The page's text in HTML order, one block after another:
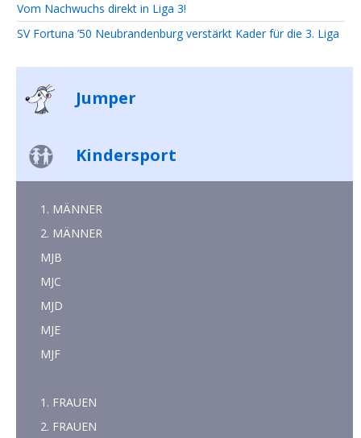
Vom Nachwuchs direkt in Liga 3!
SV Fortuna ’50 Neubrandenburg verstärkt Kader für die 3. Liga
Jumper
Kindersport
1. MÄNNER
2. MÄNNER
MJB
MJC
MJD
MJE
MJF
1. FRAUEN
2. FRAUEN